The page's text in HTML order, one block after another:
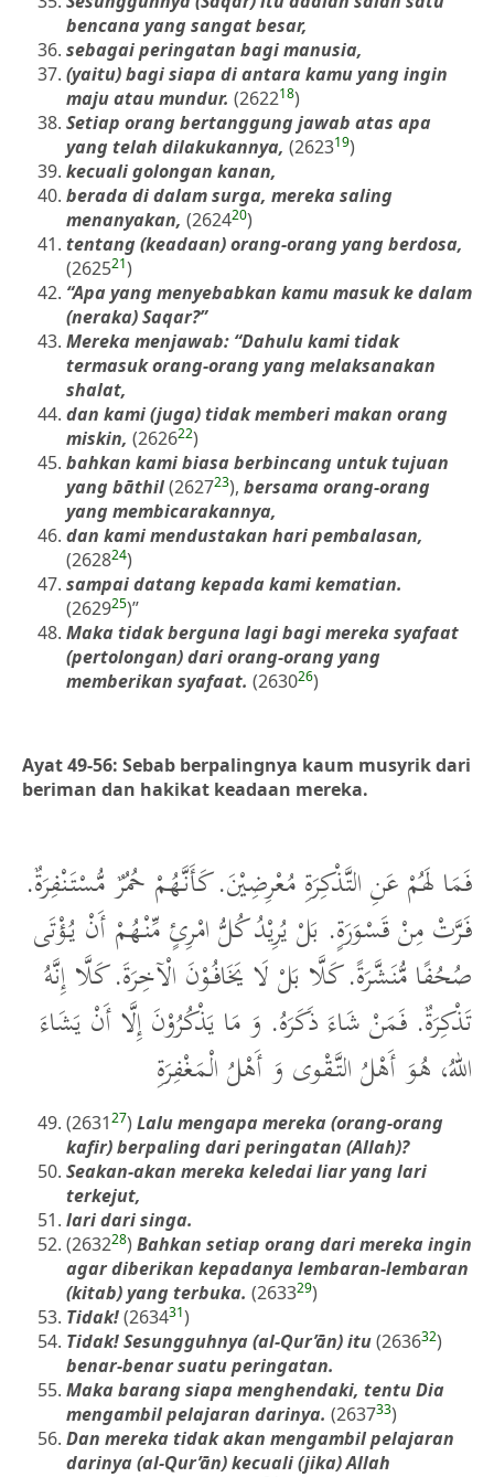
bencana yang sangat besar,
sebagai peringatan bagi manusia,
(yaitu) bagi siapa di antara kamu yang ingin
maju atau mundur. (262218)
Setiap orang bertanggung jawab atas apa
yang telah dilakukannya, (262319)
kecuali golongan kanan,
berada di dalam surga, mereka saling
menanyakan, (262420)
tentang (keadaan) orang-orang yang berdosa,
(262521)
“Apa yang menyebabkan kamu masuk ke dalam
(neraka) Saqar?”
Mereka menjawab: “Dahulu kami tidak
termasuk orang-orang yang melaksanakan
shalat,
dan kami (juga) tidak memberi makan orang
miskin, (262622)
bahkan kami biasa berbincang untuk tujuan
yang bāthil(262723), bersama orang-orang
yang membicarakannya,
dan kami mendustakan hari pembalasan,
(262824)
sampai datang kepada kami kematian.
(262925)”
Maka tidak berguna lagi bagi mereka syafaat
(pertolongan) dari orang-orang yang
memberikan syafaat. (263026)
Ayat 49-56: Sebab berpalingnya kaum musyrik dari
beriman dan hakikat keadaan mereka.
فَمَا لَهُمْ عَنِ التَّذْكِرَةِ مُعْرِضِيْنَ. كَأَنَّهُمْ حُمُرٌ مُّسْتَنْفِرَةٌ.
فَرَّتْ مِنْ قَسْوَرَةٍ. بَلْ يُرِيْدُ كُلُّ امْرِئٍ مِّنْهُمْ أَنْ يُؤْتَى
صُحُفًا مُّنَشَّرَةً. كَلَّا بَلْ لَا يَخَافُوْنَ الْآخِرَةَ. كَلَّا إِنَّهُ
تَذْكِرَةٌ. فَمَنْ شَاءَ ذَكَرَهُ. وَ مَا يَذْكُرُوْنَ إِلَّا أَنْ يَشَاءَ
اللهُ، هُوَ أَهْلُ التَّقْوى وَ أَهْلُ الْمَغْفِرَةِ
(263127)Lalu mengapa mereka (orang-orang
kafir) berpaling dari peringatan (Allah)?
Seakan-akan mereka keledai liar yang lari
terkejut,
lari dari singa.
(263228)Bahkan setiap orang dari mereka ingin
agar diberikan kepadanya lembaran-lembaran
(kitab) yang terbuka. (263329)
Tidak!(263431)
Tidak! Sesungguhnya (al-Qur’ān) itu(263632)
benar-benar suatu peringatan.
Maka barang siapa menghendaki, tentu Dia
mengambil pelajaran darinya. (263733)
Dan mereka tidak akan mengambil pelajaran
darinya (al-Qur’ān) kecuali (jika) Allah